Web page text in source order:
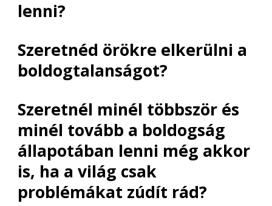
lenni?
Szeretnéd örökre elkerülni a
boldogtalanságot?
Szeretnél minél többször és
minél tovább a boldogság
állapotában lenni még akkor
is, ha a világ csak
problémákat zúdít rád?